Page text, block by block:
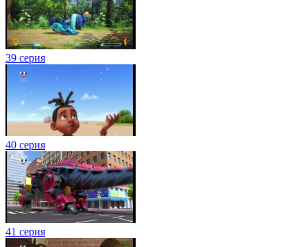
39 серия
40 серия
41 серия